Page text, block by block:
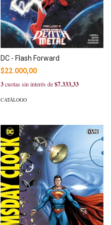
DC - Flash Forward
$22.000,00
3cuotas sin interés de$7.333,33
CATÁLOGO